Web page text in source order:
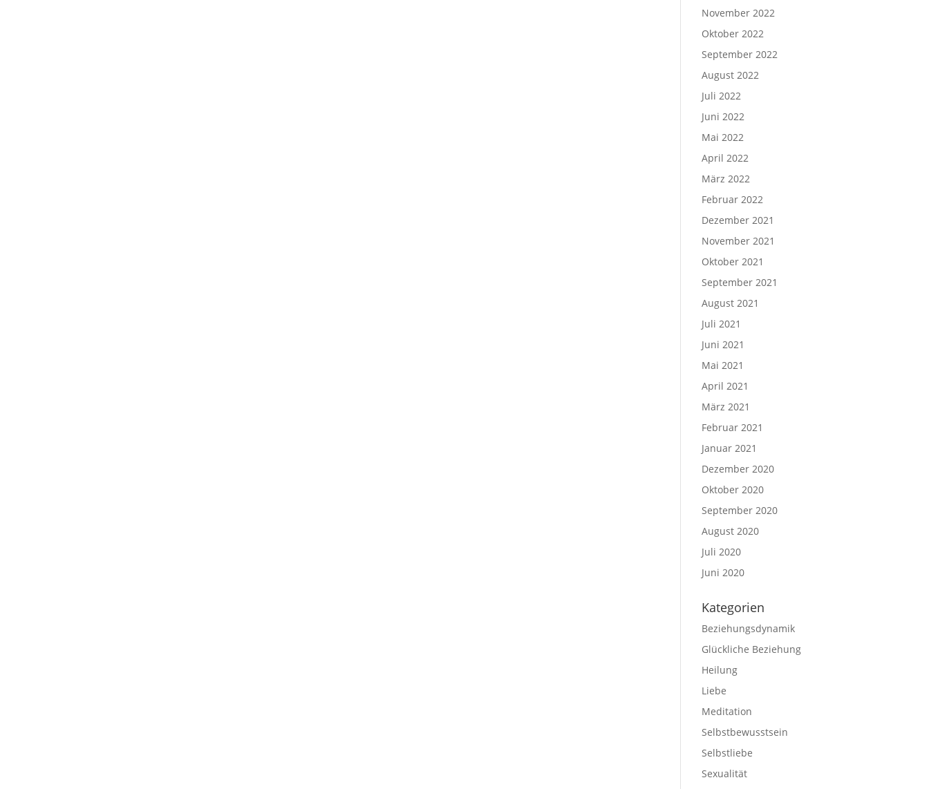
November 2022
Oktober 2022
September 2022
August 2022
Juli 2022
Juni 2022
Mai 2022
April 2022
März 2022
Februar 2022
Dezember 2021
November 2021
Oktober 2021
September 2021
August 2021
Juli 2021
Juni 2021
Mai 2021
April 2021
März 2021
Februar 2021
Januar 2021
Dezember 2020
Oktober 2020
September 2020
August 2020
Juli 2020
Juni 2020
Kategorien
Beziehungsdynamik
Glückliche Beziehung
Heilung
Liebe
Meditation
Selbstbewusstsein
Selbstliebe
Sexualität